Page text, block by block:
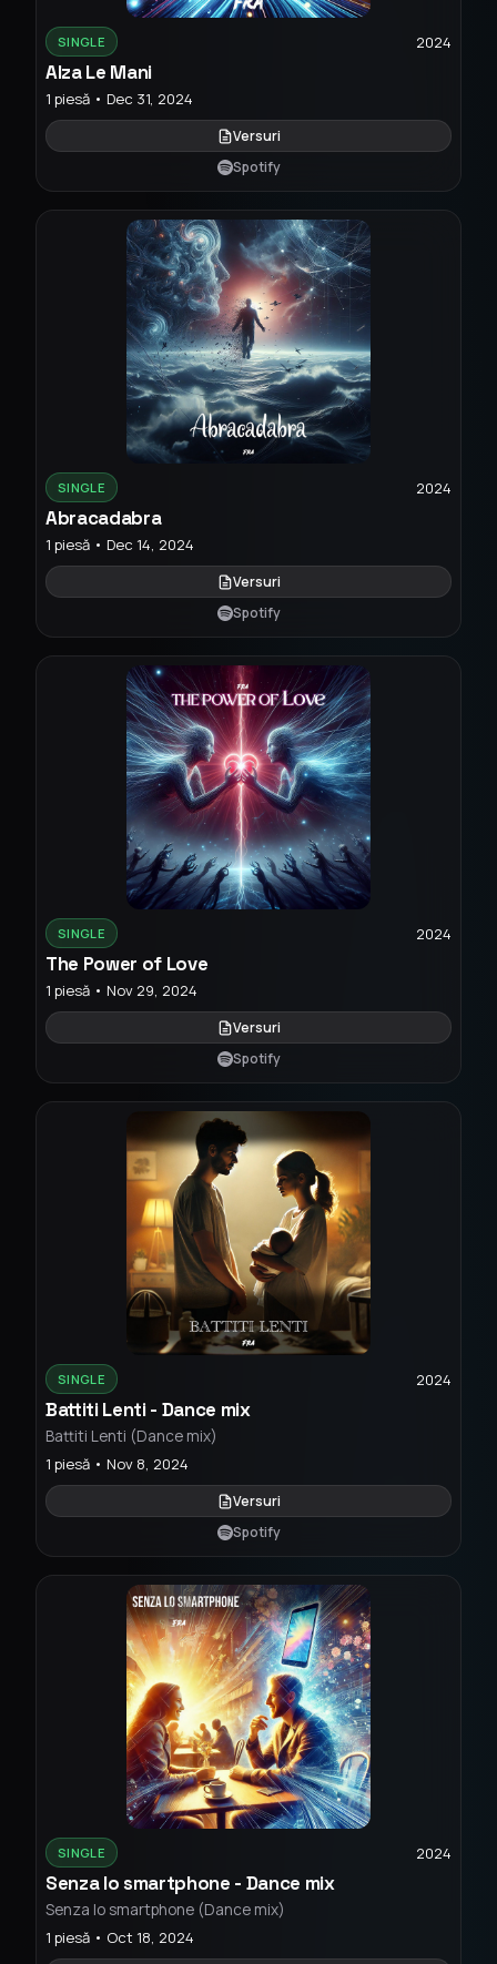
SINGLE 2024
Alza Le Mani
1 piesă • Dec 31, 2024
Versuri
Spotify
SINGLE 2024
Abracadabra
1 piesă • Dec 14, 2024
Versuri
Spotify
SINGLE 2024
The Power of Love
1 piesă • Nov 29, 2024
Versuri
Spotify
SINGLE 2024
Battiti Lenti - Dance mix
Battiti Lenti (Dance mix)
1 piesă • Nov 8, 2024
Versuri
Spotify
SINGLE 2024
Senza lo smartphone - Dance mix
Senza lo smartphone (Dance mix)
1 piesă • Oct 18, 2024